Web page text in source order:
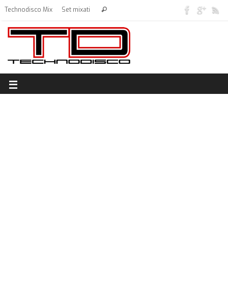
Technodisco Mix Set mixati